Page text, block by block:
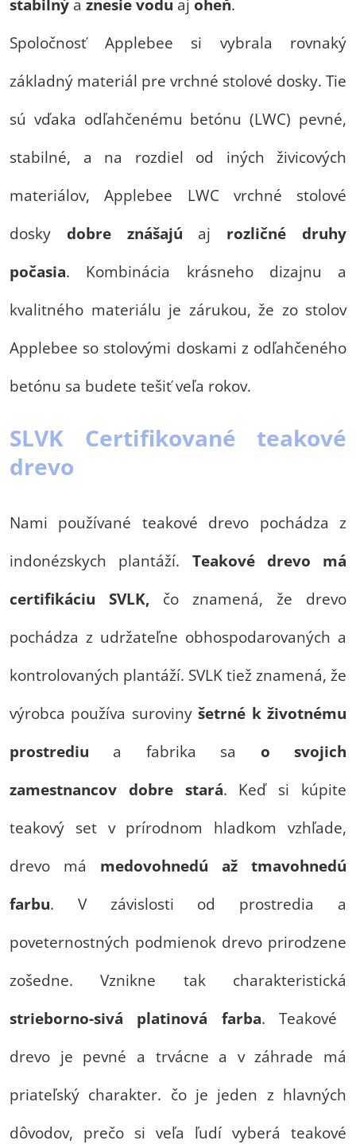
stabilný a znesie vodu aj oheň.
Spoločnosť Applebee si vybrala rovnaký
základný materiál pre vrchné stolové dosky. Tie
sú vďaka odľahčenému betónu (LWC) pevné,
stabilné, a na rozdiel od iných živicových
materiálov, Applebee LWC vrchné stolové
dosky dobre znášajú aj rozličné druhy
počasia. Kombinácia krásneho dizajnu a
kvalitného materiálu je zárukou, že zo stolov
Applebee so stolovými doskami z odľahčeného
betónu sa budete tešiť veľa rokov.
SLVK Certifikované teakové
drevo
Nami používané teakové drevo pochádza z
indonézskych plantáží. Teakové drevo má
certifikáciu SVLK, čo znamená, že drevo
pochádza z udržateľne obhospodarovaných a
kontrolovaných plantáží. SVLK tiež znamená, že
výrobca používa surovinyšetrné k životnému
prostrediu a fabrika sa o svojich
zamestnancov dobre stará. Keď si kúpite
teakový set v prírodnom hladkom vzhľade,
drevo má medovohnedú až tmavohnedú
farbu. V závislosti od prostredia a
poveternostných podmienok drevo prirodzene
zošedne. Vznikne tak charakteristická
strieborno-sivá platinová farba. Teakové
drevo je pevné a trvácne a v záhrade má
priateľský charakter. čo je jeden z hlavných
dôvodov, prečo si veľa ľudí vyberá teakové